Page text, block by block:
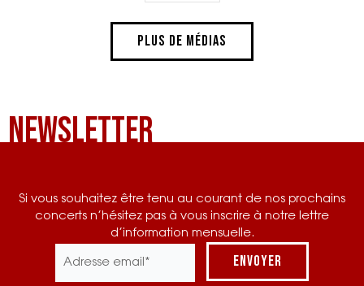
Plus de médias
Newsletter
Si vous souhaitez être tenu au courant de nos prochains
concerts n’hésitez pas à vous inscrire à notre lettre
d’information mensuelle.